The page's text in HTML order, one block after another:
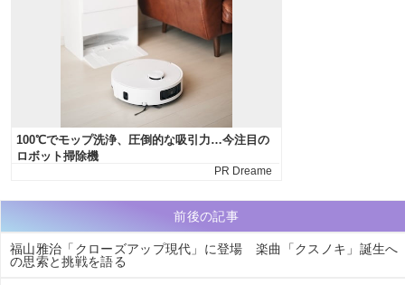
前後の記事
福山雅治「クローズアップ現代」に登場 楽曲「クスノキ」誕生へ
の思索と挑戦を語る